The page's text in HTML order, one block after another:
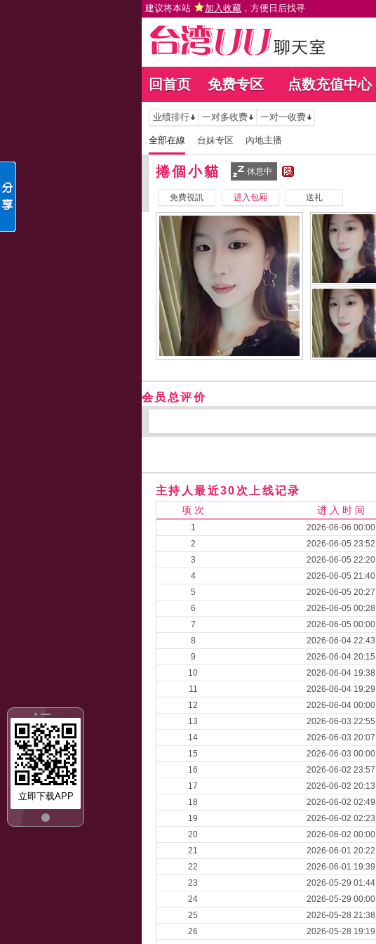
建议将本站 加入收藏 ，方便日后找寻
回首页 免费专区 点数充值中心
立即下载APP
业绩排行 一对多收费 一对一收费
全部在線 台妹专区 內地主播
捲個小貓 休息中
免費視訊 进入包厢 送礼
会员总评价
主持人最近30次上线记录
项 次 进 入 时 间
1 2026-06-06 00:00
2
2026-06-05 23:52
3
2026-06-05 22:20
4
2026-06-05 21:40
5
2026-06-05 20:27
6
2026-06-05 00:28
7
2026-06-05 00:00
8
2026-06-04 22:43
9
2026-06-04 20:15
10
2026-06-04 19:38
11
2026-06-04 19:29
12
2026-06-04 00:00
13
2026-06-03 22:55
14
2026-06-03 20:07
15
2026-06-03 00:00
16
2026-06-02 23:57
17
2026-06-02 20:13
18
2026-06-02 02:49
19
2026-06-02 02:23
20
2026-06-02 00:00
21
2026-06-01 20:22
22
2026-06-01 19:39
23
2026-05-29 01:44
24
2026-05-29 00:00
25
2026-05-28 21:38
26
2026-05-28 19:19